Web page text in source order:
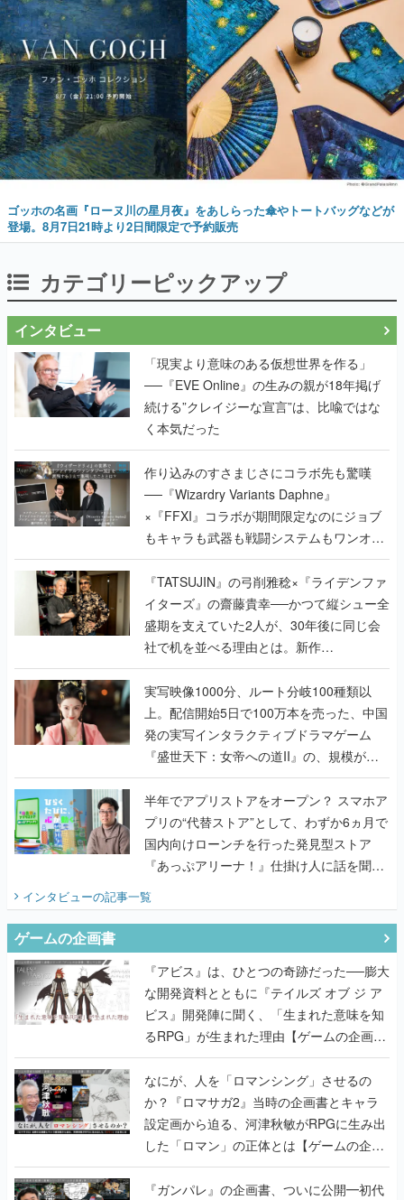
ゴッホの名画『ローヌ川の星月夜』をあしらった傘やトートバッグなどが
登場。8月7日21時より2日間限定で予約販売
カテゴリーピックアップ
インタビュー
「現実より意味のある仮想世界を作る」
──『EVE Online』の生みの親が18年掲げ
続ける”クレイジーな宣言”は、比喩ではな
く本気だった
作り込みのすさまじさにコラボ先も驚嘆
──『Wizardry Variants Daphne』
×『FFXI』コラボが期間限定なのにジョブ
もキャラも武器も戦闘システムもワンオフ
で作り込まれた理由を両ディレクターに聞
く
『TATSUJIN』の弓削雅稔×『ライデンファ
イターズ』の齋藤貴幸──かつて縦シュー全
盛期を支えていた2人が、30年後に同じ会
社で机を並べる理由とは。新作
『TATSUJIN EXTREME』で初タッグを組
んだレジェンド2人に訊く開発秘話
実写映像1000分、ルート分岐100種類以
上。配信開始5日で100万本を売った、中国
発の実写インタラクティブドラマゲーム
『盛世天下：女帝への道II』の、規模が違
うこだわりをプロデューサーに聞いた
半年でアプリストアをオープン？ スマホア
プリの“代替ストア”として、わずか6ヵ月で
国内向けローンチを行った発見型ストア
『あっぷアリーナ！』仕掛け人に話を聞い
インタビューの記事一覧
ゲームの企画書
『アビス』は、ひとつの奇跡だった──膨大
な開発資料とともに『テイルズ オブ ジ ア
ビス』開発陣に聞く、「生まれた意味を知
るRPG」が生まれた理由【ゲームの企画
書】
なにが、人を「ロマンシング」させるの
か？『ロマサガ2』当時の企画書とキャラ
設定画から迫る、河津秋敏がRPGに生み出
した「ロマン」の正体とは【ゲームの企画
書】
『ガンパレ』の企画書、ついに公開━初代